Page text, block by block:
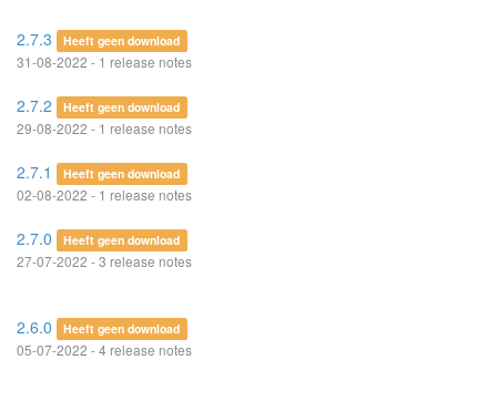
2.7.3 Heeft geen download
31-08-2022 - 1 release notes
2.7.2 Heeft geen download
29-08-2022 - 1 release notes
2.7.1 Heeft geen download
02-08-2022 - 1 release notes
2.7.0 Heeft geen download
27-07-2022 - 3 release notes
2.6.0 Heeft geen download
05-07-2022 - 4 release notes